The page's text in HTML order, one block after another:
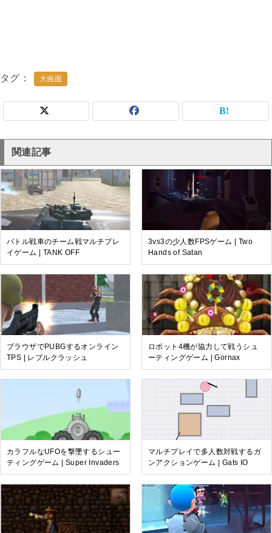
タグ 大画面
関連記事
バトル戦車のチーム戦マルチプレ
イゲーム | TANK OFF
3vs3の少人数FPSゲーム | Two
Hands of Satan
ブラウザでPUBGするオンライン
TPS | レブルクラッシュ
ロボット4機が協力して戦うシュ
ーティングゲーム | Gornax
カラフルなUFOを撃墜するシュー
ティングゲーム | Super Invaders
マルチプレイで多人数対戦するガ
ンアクションゲーム | Gats IO